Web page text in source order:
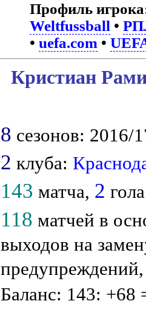
Профиль
Weltfussball •
• uefa.com •
Кристиан
8 сезонов: 2016/
2 клуба:
143 матча, 2
118 матчей в
выходов на
Баланс: 143: +68